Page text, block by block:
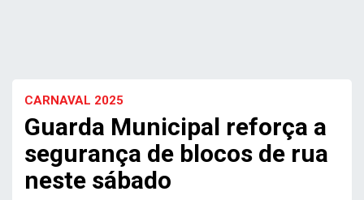
CARNAVAL 2025
Guarda Municipal reforça a
segurança de blocos de rua
neste sábado